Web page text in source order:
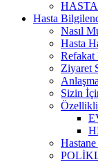
Hasta
Nasıl
Hasta
Refakat
Ziyaret
Sizin
Özellikli
Hastane